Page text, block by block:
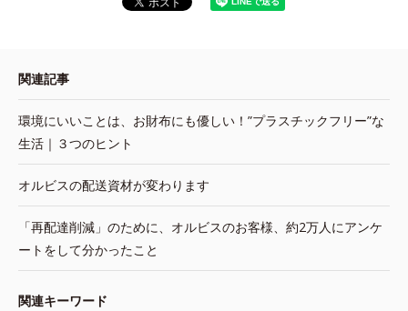
関連記事
環境にいいことは、お財布にも優しい！”プラスチックフリー”な
生活｜３つのヒント
オルビスの配送資材が変わります
「再配達削減」のために、オルビスのお客様、約2万人にアンケ
ートをして分かったこと
関連キーワード